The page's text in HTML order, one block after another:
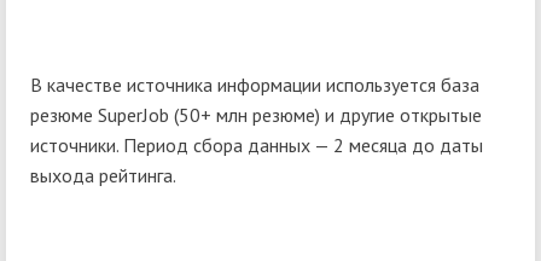
В качестве источника информации используется база
резюме SuperJob (50+ млн резюме) и другие открытые
источники. Период сбора данных — 2 месяца до даты
выхода рейтинга.